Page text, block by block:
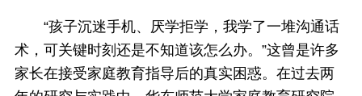
“孩子沉迷手机、厌学拒学，我学了一堆沟通话
术，可关键时刻还是不知道该怎么办。”这曾是许多
家长在接受家庭教育指导后的真实困惑。在过去两